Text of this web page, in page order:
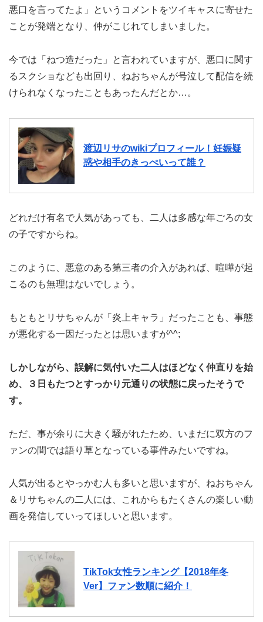
悪口を言ってたよ」というコメントをツイキャスに寄せた
ことが発端となり、仲がこじれてしまいました。
今では「ねつ造だった」と言われていますが、悪口に関す
るスクショなども出回り、ねおちゃんが号泣して配信を続
けられなくなったこともあったんだとか…。
渡辺リサのwikiプロフィール！妊娠疑
惑や相手のきっぺいって誰？
どれだけ有名で人気があっても、二人は多感な年ごろの女
の子ですからね。
このように、悪意のある第三者の介入があれば、喧嘩が起
こるのも無理はないでしょう。
もともとリサちゃんが「炎上キャラ」だったことも、事態
が悪化する一因だったとは思いますが^^;
しかしながら、誤解に気付いた二人はほどなく仲直りを始
め、３日もたつとすっかり元通りの状態に戻ったそうで
す。
ただ、事が余りに大きく騒がれたため、いまだに双方のフ
ァンの間では語り草となっている事件みたいですね。
人気が出るとやっかむ人も多いと思いますが、ねおちゃん
＆リサちゃんの二人には、これからもたくさんの楽しい動
画を発信していってほしいと思います。
TikTok女性ランキング【2018年冬
Ver】ファン数順に紹介！